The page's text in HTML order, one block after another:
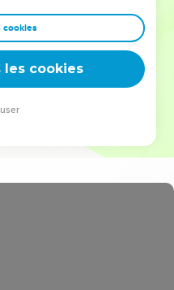
afin que leurs erreurs
guidiez un ministère, une
leur expérience est faite
cookies
les cookies